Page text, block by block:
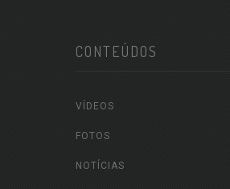
CONTEÚDOS
VÍDEOS
FOTOS
NOTÍCIAS